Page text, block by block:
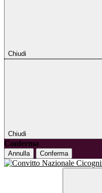
Chiudi
Chiudi
Conferma
Annulla Conferma